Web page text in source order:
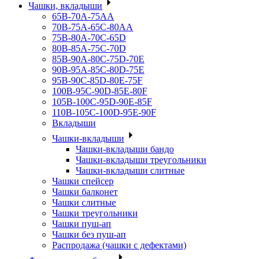
Чашки, вкладыши
65B-70A-75АА
70В-75А-65С-80АА
75В-80А-70С-65D
80В-85А-75С-70D
85В-90А-80С-75D-70E
90B-95A-85C-80D-75E
95B-90C-85D-80E-75F
100B-95C-90D-85E-80F
105B-100C-95D-90E-85F
110B-105C-100D-95E-90F
Вкладыши
Чашки-вкладыши
Чашки-вкладыши бандо
Чашки-вкладыши треугольники
Чашки-вкладыши слитные
Чашки спейсер
Чашки балконет
Чашки слитные
Чашки треугольники
Чашки пуш-ап
Чашки без пуш-ап
Распродажа (чашки с дефектами)